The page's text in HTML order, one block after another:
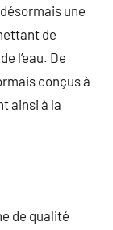
une
de
l’eau. De
conçus à
ainsi à la
de qualité